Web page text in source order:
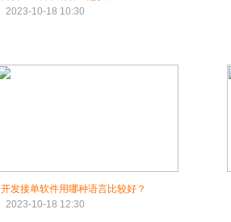
2023-10-18 10:30
开发接单软件用哪种语言比较好？
2023-10-18 12:30